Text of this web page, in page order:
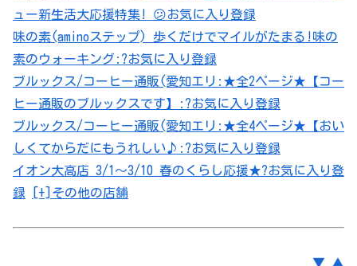
ュー新生活大応援特集! 😕お気に入り登録
味の素(aminoステップ) 歩くだけでマイルがたまる!味の
素のウォーキング:?お気に入り登録
ブルックス/コーヒー通販(愛知エリ:★全2ページ★【コー
ヒー通販のブルックスです】:?お気に入り登録
ブルックス/コーヒー通販(愛知エリ:★全4ページ★【おい
しくてからだにもうれしい♪:?お気に入り登録
イオン大高店 3/1～3/10 春のくらし応援★?お気に入り登
録
[+]その他の店舗
▼ ▲